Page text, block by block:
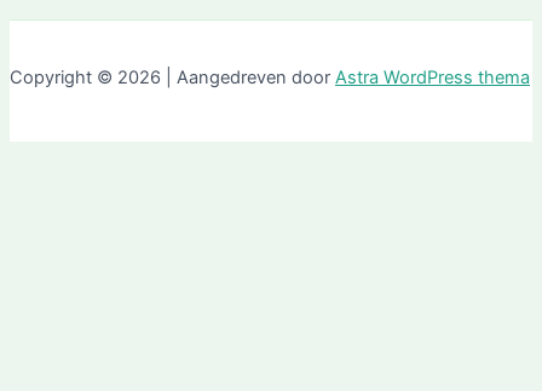
Copyright © 2026 | Aangedreven door Astra WordPress thema